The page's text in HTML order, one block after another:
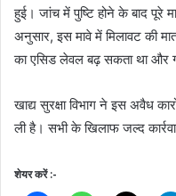
हुई। जांच में पुष्टि होने के बाद पूरे
अनुसार, इस मावे में मिलावट की
का एसिड लेवल बढ़ सकता था और
खाद्य सुरक्षा विभाग ने इस अवैध
ली है। सभी के खिलाफ जल्द
शेयर करें :-